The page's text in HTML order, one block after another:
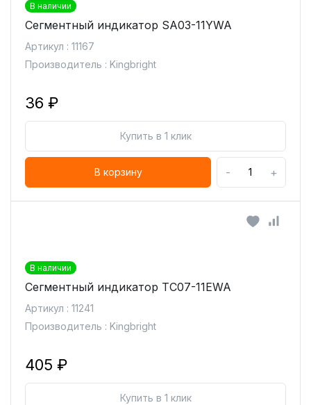
В наличии
Сегментный индикатор SA03-11YWA
Артикул : 11167
Производитель : Kingbright
36 ₽
Купить в 1 клик
В корзину - +
В наличии
Сегментный индикатор TC07-11EWA
Артикул : 11241
Производитель : Kingbright
405 ₽
Купить в 1 клик